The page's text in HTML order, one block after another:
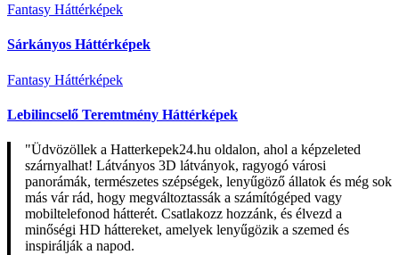
Fantasy Háttérképek
Sárkányos Háttérképek
Fantasy Háttérképek
Lebilincselő Teremtmény Háttérképek
"Üdvözöllek a Hatterkepek24.hu oldalon, ahol a képzeleted
szárnyalhat! Látványos 3D látványok, ragyogó városi
panorámák, természetes szépségek, lenyűgöző állatok és még sok
más vár rád, hogy megváltoztassák a számítógéped vagy
mobiltelefonod hátterét. Csatlakozz hozzánk, és élvezd a
minőségi HD háttereket, amelyek lenyűgözik a szemed és
inspirálják a napod.